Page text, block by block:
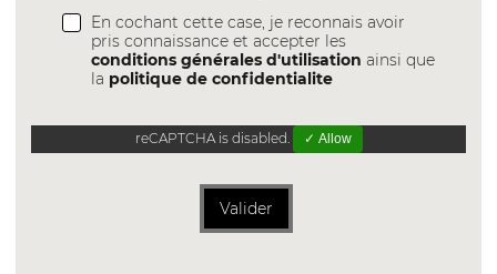
En cochant cette case, je reconnais avoir
pris connaissance et accepter les
conditions générales d'utilisation ainsi que
la politique de confidentialite
reCAPTCHA is disabled. ✓ Allow
Valider